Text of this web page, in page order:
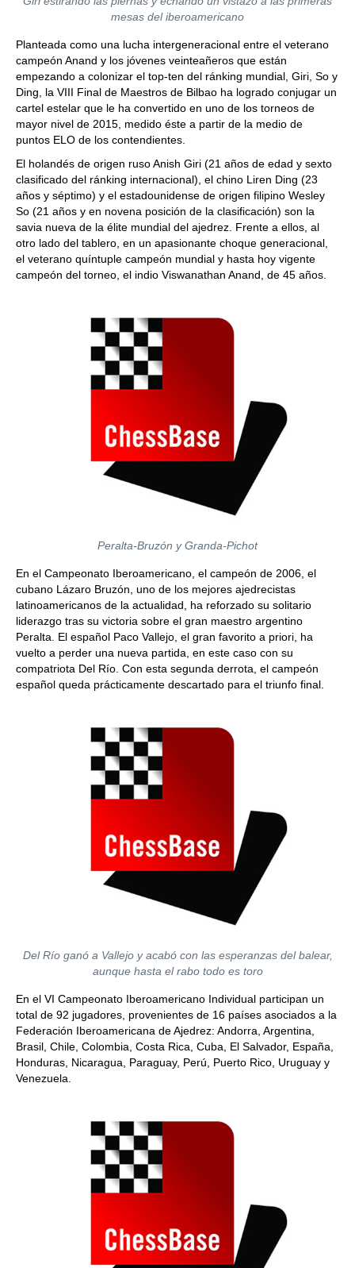
mesas del iberoamericano
Planteada como una lucha intergeneracional entre el veterano
campeón Anand y los jóvenes veinteañeros que están
empezando a colonizar el top-ten del ránking mundial, Giri, So y
Ding, la VIII Final de Maestros de Bilbao ha logrado conjugar un
cartel estelar que le ha convertido en uno de los torneos de
mayor nivel de 2015, medido éste a partir de la medio de
puntos ELO de los contendientes.
El holandés de origen ruso Anish Giri (21 años de edad y sexto
clasificado del ránking internacional), el chino Liren Ding (23
años y séptimo) y el estadounidense de origen filipino Wesley
So (21 años y en novena posición de la clasificación) son la
savia nueva de la élite mundial del ajedrez. Frente a ellos, al
otro lado del tablero, en un apasionante choque generacional,
el veterano quíntuple campeón mundial y hasta hoy vigente
campeón del torneo, el indio Viswanathan Anand, de 45 años.
Peralta-Bruzón y Granda-Pichot
En el Campeonato Iberoamericano, el campeón de 2006, el
cubano Lázaro Bruzón, uno de los mejores ajedrecistas
latinoamericanos de la actualidad, ha reforzado su solitario
liderazgo tras su victoria sobre el gran maestro argentino
Peralta. El español Paco Vallejo, el gran favorito a priori, ha
vuelto a perder una nueva partida, en este caso con su
compatriota Del Río. Con esta segunda derrota, el campeón
español queda prácticamente descartado para el triunfo final.
Del Río ganó a Vallejo y acabó con las esperanzas del balear,
aunque hasta el rabo todo es toro
En el VI Campeonato Iberoamericano Individual participan un
total de 92 jugadores, provenientes de 16 países asociados a la
Federación Iberoamericana de Ajedrez: Andorra, Argentina,
Brasil, Chile, Colombia, Costa Rica, Cuba, El Salvador, España,
Honduras, Nicaragua, Paraguay, Perú, Puerto Rico, Uruguay y
Venezuela.